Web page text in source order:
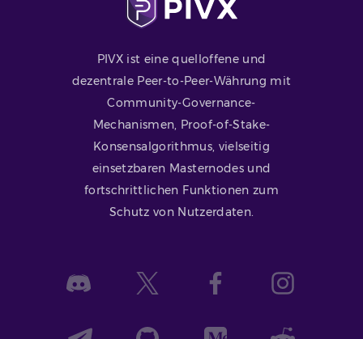
PIVX ist eine quelloffene und
dezentrale Peer-to-Peer-Währung mit
Community-Governance-
Mechanismen, Proof-of-Stake-
Konsensalgorithmus, vielseitig
einsetzbaren Masternodes und
fortschrittlichen Funktionen zum
Schutz von Nutzerdaten.